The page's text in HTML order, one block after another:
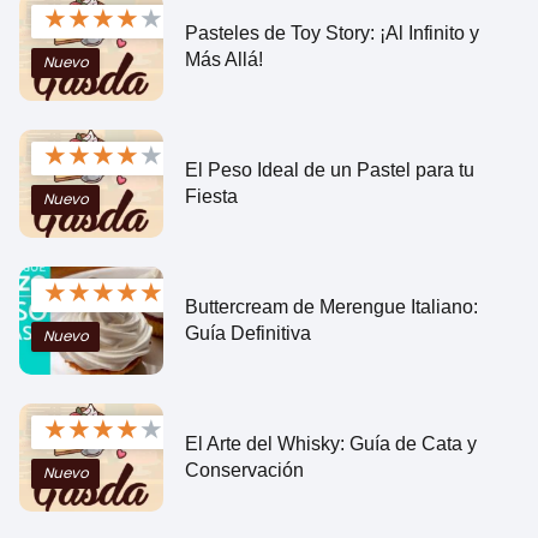
★★★★★
Nuevo
Pasteles de Toy Story: ¡Al Infinito y
Más Allá!
★★★★★
Nuevo
El Peso Ideal de un Pastel para tu
Fiesta
★★★★★
Nuevo
Buttercream de Merengue Italiano:
Guía Definitiva
★★★★★
Nuevo
El Arte del Whisky: Guía de Cata y
Conservación